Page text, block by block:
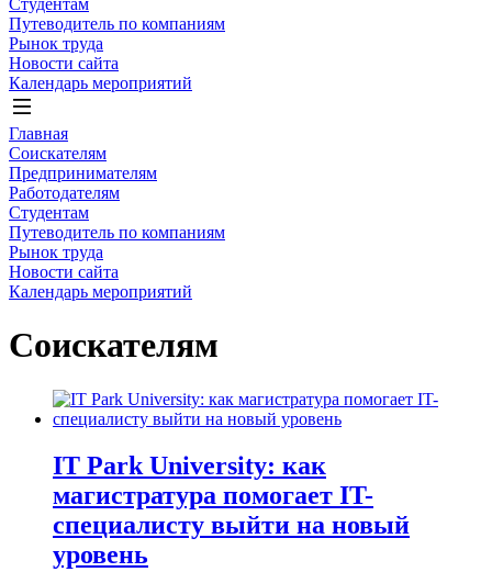
Студентам
Путеводитель по компаниям
Рынок труда
Новости сайта
Календарь мероприятий
Главная
Соискателям
Предпринимателям
Работодателям
Студентам
Путеводитель по компаниям
Рынок труда
Новости сайта
Календарь мероприятий
Соискателям
IT Park University: как
магистратура помогает IT-
специалисту выйти на новый
уровень